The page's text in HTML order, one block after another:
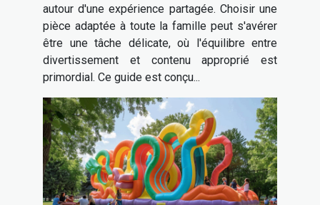
autour d'une expérience partagée. Choisir une
pièce adaptée à toute la famille peut s'avérer
être une tâche délicate, où l'équilibre entre
divertissement et contenu approprié est
primordial. Ce guide est conçu...